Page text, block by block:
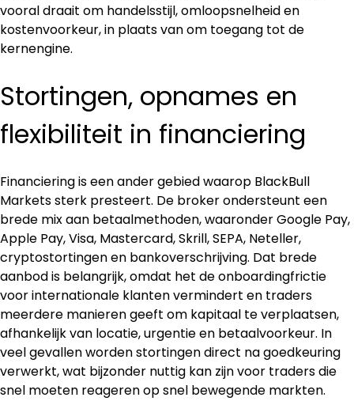
vooral draait om handelsstijl, omloopsnelheid en
kostenvoorkeur, in plaats van om toegang tot de
kernengine.
Stortingen, opnames en
flexibiliteit in financiering
Financiering is een ander gebied waarop BlackBull
Markets sterk presteert. De broker ondersteunt een
brede mix aan betaalmethoden, waaronder Google Pay,
Apple Pay, Visa, Mastercard, Skrill, SEPA, Neteller,
cryptostortingen en bankoverschrijving. Dat brede
aanbod is belangrijk, omdat het de onboardingfrictie
voor internationale klanten vermindert en traders
meerdere manieren geeft om kapitaal te verplaatsen,
afhankelijk van locatie, urgentie en betaalvoorkeur. In
veel gevallen worden stortingen direct na goedkeuring
verwerkt, wat bijzonder nuttig kan zijn voor traders die
snel moeten reageren op snel bewegende markten.